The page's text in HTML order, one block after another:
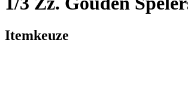
Itemkeuze